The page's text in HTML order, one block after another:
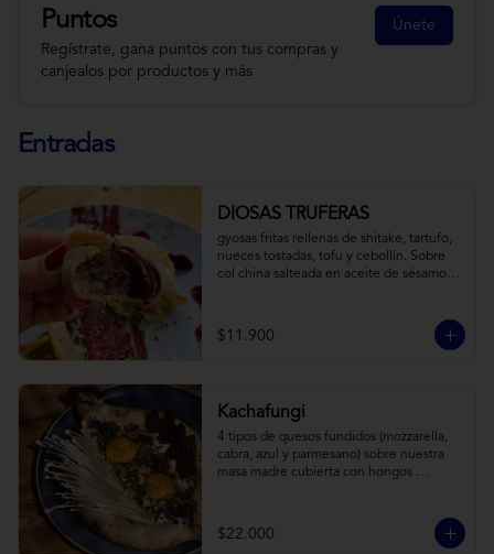
Puntos
Regístrate, gana puntos con tus compras y
canjealos por productos y más
Únete
Entradas
DIOSAS TRUFERAS
gyosas fritas rellenas de shitake, tartufo,
nueces tostadas, tofu y cebollín. Sobre
col china salteada en aceite de sésamo,
$11.900
Kachafungi
4 tipos de quesos fundidos (mozzarella,
cabra, azul y parmesano) sobre nuestra
masa madre cubierta con hongos
frescas y pequeños toques de
chimichurri.
$22.000